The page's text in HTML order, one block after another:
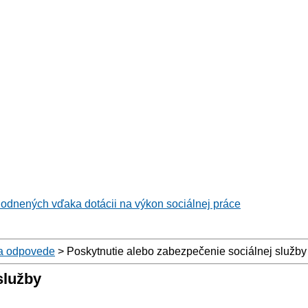
vďaka dotácii na výkon sociálnej práce
odpovede > Poskytnutie alebo zabezpečenie sociálnej služby